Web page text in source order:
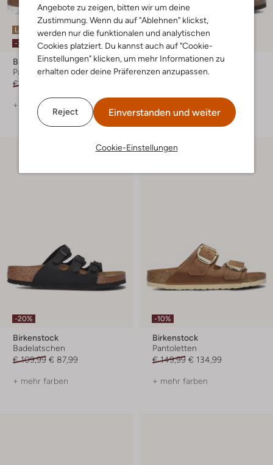
Angebote zu zeigen, bitten wir um deine
Zustimmung. Wenn du auf "Ablehnen" klickst,
werden nur die funktionalen und analytischen
Cookies platziert. Du kannst auch auf "Cookie-
Einstellungen" klicken, um mehr Informationen zu
erhalten oder deine Präferenzen anzupassen.
Reject Einverstanden und weiter
Cookie-Einstellungen
Letzte Größen
-30%
Birkenstock
Pantoletten
€ 109,99
+ mehr farben
Letzte Größen
-10%
Birkenstock
Pantoletten
-20%
Birkenstock
Badelatschen
€ 109,99 € 87,99
+ mehr farben
-10%
Birkenstock
Pantoletten
€ 149,99 € 134,99
+ mehr farben